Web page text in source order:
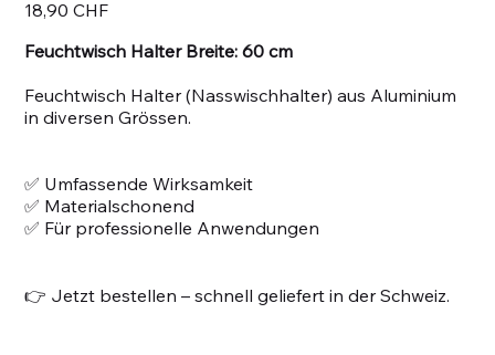
18,90 CHF
Feuchtwisch Halter Breite: 60 cm
Feuchtwisch Halter (Nasswischhalter) aus Aluminium
in diversen Grössen.
✅ Umfassende Wirksamkeit
✅ Materialschonend
✅ Für professionelle Anwendungen
👉 Jetzt bestellen – schnell geliefert in der Schweiz.